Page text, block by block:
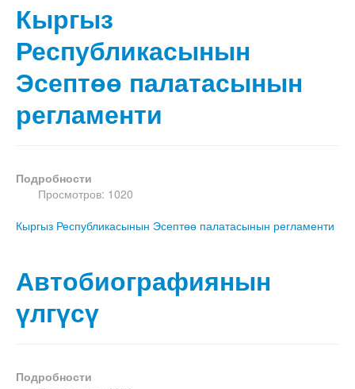
Кыргыз
Республикасынын
Эсептөө палатасынын
регламенти
Подробности
Просмотров: 1020
Кыргыз Республикасынын Эсептөө палатасынын регламенти
Автобиографиянын
үлгүсү
Подробности